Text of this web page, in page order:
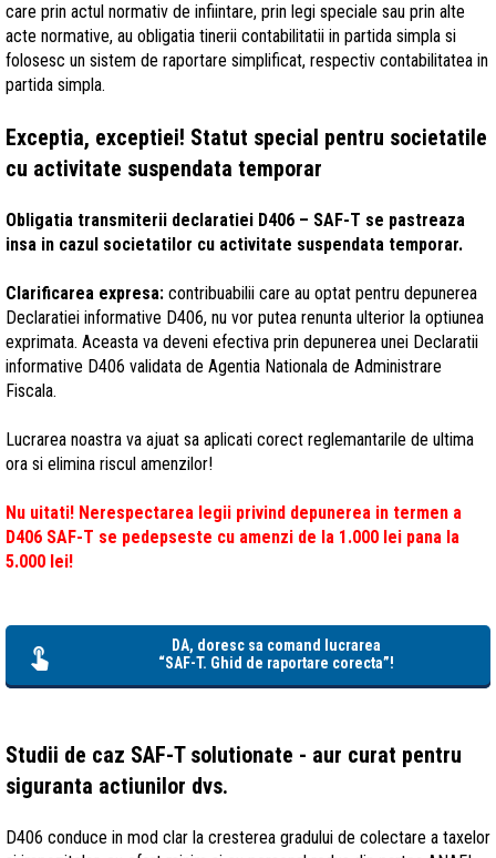
care prin actul normativ de infiintare, prin legi speciale sau prin alte
acte normative, au obligatia tinerii contabilitatii in partida simpla si
folosesc un sistem de raportare simplificat, respectiv contabilitatea in
partida simpla.
Exceptia, exceptiei! Statut special pentru societatile
cu activitate suspendata temporar
Obligatia transmiterii declaratiei D406 – SAF-T se pastreaza
insa in cazul societatilor cu activitate suspendata temporar.
Clarificarea expresa: contribuabilii care au optat pentru depunerea
Declaratiei informative D406, nu vor putea renunta ulterior la optiunea
exprimata. Aceasta va deveni efectiva prin depunerea unei Declaratii
informative D406 validata de Agentia Nationala de Administrare
Fiscala.
Lucrarea noastra va ajuat sa aplicati corect reglemantarile de ultima
ora si elimina riscul amenzilor!
Nu uitati! Nerespectarea legii privind depunerea in termen a
D406 SAF-T se pedepseste cu amenzi de la 1.000 lei pana la
5.000 lei!
DA, doresc sa comand lucrarea
“SAF-T. Ghid de raportare corecta”!
Studii de caz SAF-T solutionate - aur curat pentru
siguranta actiunilor dvs.
D406 conduce in mod clar la cresterea gradului de colectare a taxelor